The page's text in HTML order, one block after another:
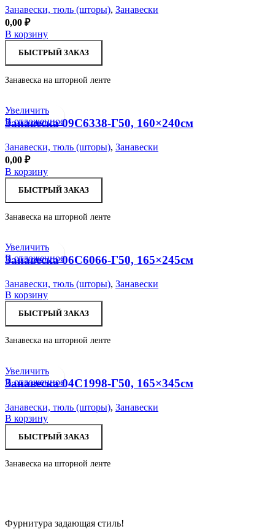
Занавески, тюль (шторы), Занавески
0,00 ₽
В корзину
БЫСТРЫЙ ЗАКАЗ
Занавеска на шторной ленте
Увеличить
В отложенное
Занавеска 09С6338-Г50, 160×240см
Занавески, тюль (шторы), Занавески
0,00 ₽
В корзину
БЫСТРЫЙ ЗАКАЗ
Занавеска на шторной ленте
Увеличить
В отложенное
Занавеска 06С6066-Г50, 165×245см
Занавески, тюль (шторы), Занавески
В корзину
БЫСТРЫЙ ЗАКАЗ
Занавеска на шторной ленте
Увеличить
В отложенное
Занавеска 04С1998-Г50, 165×345см
Занавески, тюль (шторы), Занавески
В корзину
БЫСТРЫЙ ЗАКАЗ
Занавеска на шторной ленте
Фурнитура задающая стиль!